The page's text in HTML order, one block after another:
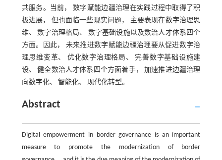
共服务。当前， 数字赋能边疆治理在实践过程中取得了积
极进展， 但也面临一些现实问题， 主要表现在数字治理思
维、 数字治理格局、 数字基础设施以及数治人才体系四个
方面。因此， 未来推进数字赋能边疆治理要从促进数字治
理思维变革、 优化数字治理格局、 完善数字基础设施建
设、 健全数治人才体系四个方面着手， 加速推进边疆治理
向数字化、 智能化、 现代化转型。
Abstract
Digital empowerment in border governance is an important
measure to promote the modernization of border